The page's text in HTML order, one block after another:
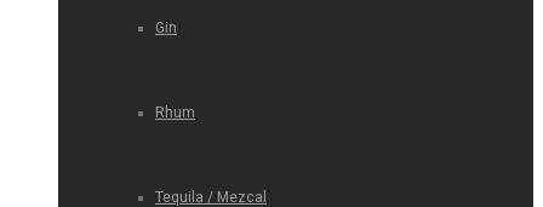
Gin
Rhum
Tequila / Mezcal